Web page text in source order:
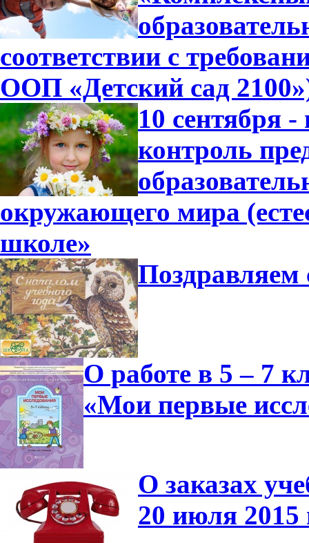
соответствии с
ООП «Детский сад
10 сентября
контроль
окружающего мира
школе»
Поздравляем
О работе в 5 – 7
«Мои первые
О заказах
20 июля 2015